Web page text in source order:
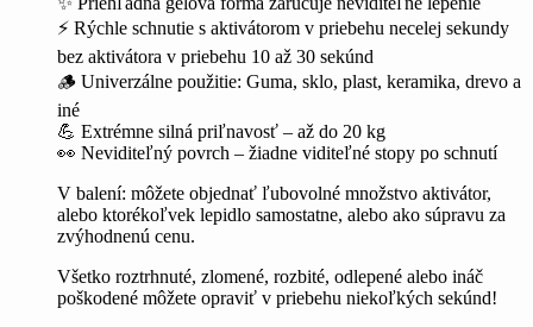
⚡ Rýchle schnutie s aktivátorom v priebehu necelej sekundy
bez aktivátora v priebehu 10 až 30 sekúnd
🪵 Univerzálne použitie: Guma, sklo, plast, keramika, drevo a
iné
💪 Extrémne silná priľnavosť – až do 20 kg
👀 Neviditeľný povrch – žiadne viditeľné stopy po schnutí
V balení: môžete objednať ľubovolné množstvo aktivátor,
alebo ktorékoľvek lepidlo samostatne, alebo ako súpravu za
zvýhodnenú cenu.
Všetko roztrhnuté, zlomené, rozbité, odlepené alebo ináč
poškodené môžete opraviť v priebehu niekoľkých sekúnd!